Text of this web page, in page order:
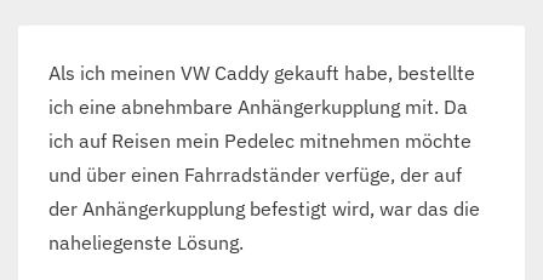
Als ich meinen VW Caddy gekauft habe, bestellte
ich eine abnehmbare Anhängerkupplung mit. Da
ich auf Reisen mein Pedelec mitnehmen möchte
und über einen Fahrradständer verfüge, der auf
der Anhängerkupplung befestigt wird, war das die
naheliegenste Lösung.